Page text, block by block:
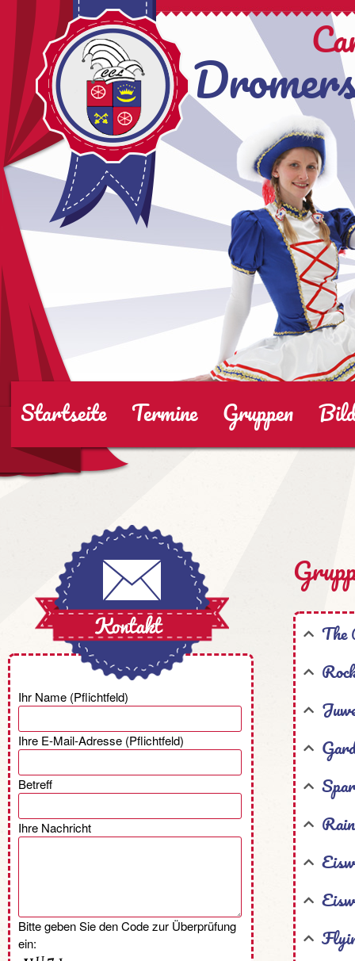
Startseite Termine Gruppen
Ihr Name (Pflichtfeld)
Ihre E-Mail-Adresse (Pflichtfeld)
Betreff
Ihre Nachricht
Bitte geben Sie den Code zur Überprüfung
ein:
The